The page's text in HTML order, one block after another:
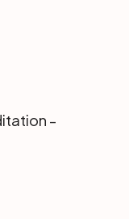
-